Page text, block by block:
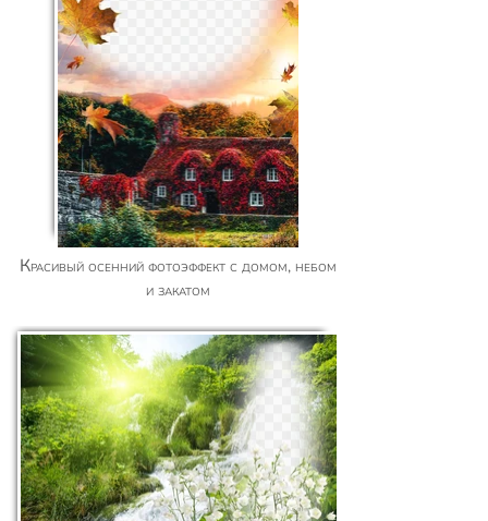
Красивый осенний фотоэффект с домом, небом
и закатом